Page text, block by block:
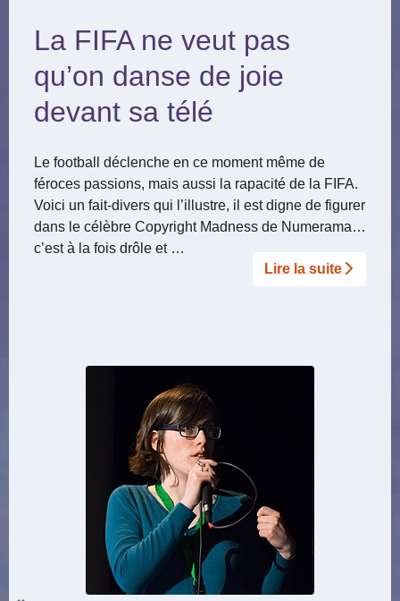
La FIFA ne veut pas
qu’on danse de joie
devant sa télé
Le football déclenche en ce moment même de
féroces passions, mais aussi la rapacité de la FIFA.
Voici un fait-divers qui l’illustre, il est digne de figurer
dans le célèbre Copyright Madness de Numerama…
c’est à la fois drôle et …
Lire la suite­­